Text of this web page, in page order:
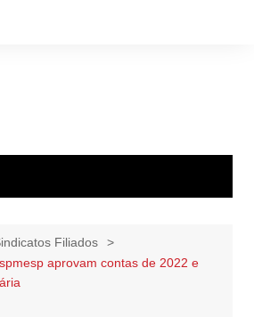
Filiados
aprovam contas de 2022 e